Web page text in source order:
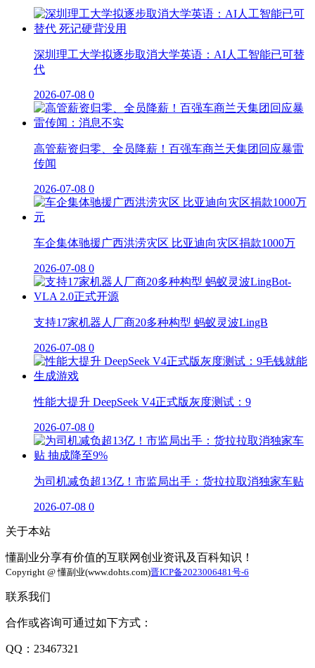
深圳理工大学拟逐步取消大学英语：AI人工智能已可替
代
2026-07-08 0
高管薪资归零、全员降薪！百强车商兰天集团回应暴雷
传闻
2026-07-08 0
车企集体驰援广西洪涝灾区 比亚迪向灾区捐款1000万
2026-07-08 0
支持17家机器人厂商20多种构型 蚂蚁灵波LingB
2026-07-08 0
性能大提升 DeepSeek V4正式版灰度测试：9
2026-07-08 0
为司机减负超13亿！市监局出手：货拉拉取消独家车贴
2026-07-08 0
关于本站
懂副业分享有价值的互联网创业资讯及百科知识！
Copyright @ 懂副业(www.dohts.com)晋ICP备2023006481号-6
联系我们
合作或咨询可通过如下方式：
QQ：23467321